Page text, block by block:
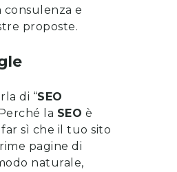
consulenza e
proposte.
di “SEO
la SEO è
sì che il tuo sito
pagine di
naturale,